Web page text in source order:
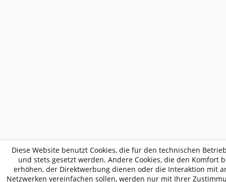
Diese Website benutzt Cookies, die für den technischen
und stets gesetzt werden. Andere Cookies, die den Komfort
erhöhen, der Direktwerbung dienen oder die Interaktion mit
Netzwerken vereinfachen sollen, werden nur mit Ihrer